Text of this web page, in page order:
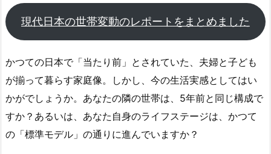
現代日本の世帯変動のレポートをまとめました
かつての日本で「当たり前」とされていた、夫婦と子ども
が揃って暮らす家庭像。しかし、今の生活実感としてはい
かがでしょうか。あなたの隣の世帯は、5年前と同じ構成で
すか？あるいは、あなた自身のライフステージは、かつて
の「標準モデル」の通りに進んでいますか？